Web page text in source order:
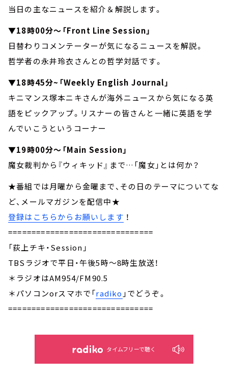
当日の主なニュースを紹介＆解説します。
▼18時00分～「Front Line Session」
日替わりコメンテーターが気になるニュースを解説。
哲学者の永井玲衣さんとの哲学対話です。
▼18時45分~「Weekly English Journal」
キニマンス塚本ニキさんが海外ニュースから気になる英
語をピックアップ。リスナーの皆さんと一緒に英語を学
んでいこうというコーナー
▼19時00分～「Main Session」
魔女裁判から『ウィキッド』まで…「魔女」とは何か？
★番組では月曜から金曜まで、その日のテーマについてな
ど、メールマガジンを配信中★
登録はこちらからお願いします ！
===============================
「荻上チキ・Session」
TBSラジオで平日・午後5時～8時生放送！
＊ラジオはAM954/FM90.5
＊パソコンorスマホで「radiko 」でどうぞ。
===============================
タイムフリーで聴く